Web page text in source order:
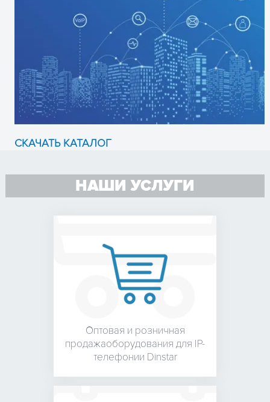
СКАЧАТЬ КАТАЛОГ
НАШИ УСЛУГИ
Оптовая и розничная
продажаоборудования для IP-
телефонии Dinstar